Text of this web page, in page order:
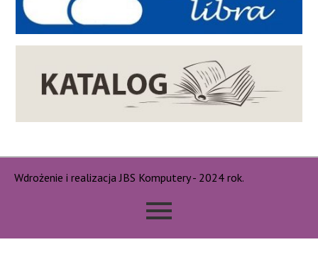
Wdrożenie i realizacja JBS Komputery - 2024 rok.